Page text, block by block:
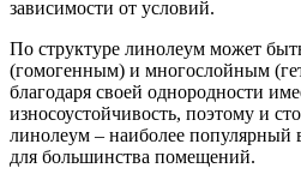
зависимости от условий.
По структуре линолеум может
(гомогенным) и многослойным
благодаря своей однородности
износоустойчивость, поэтому и
линолеум – наиболее популярный
для большинства помещений.